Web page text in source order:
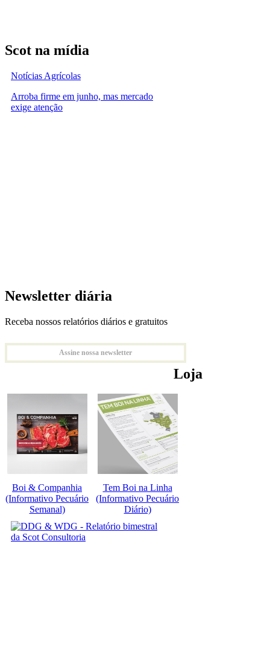
Scot na mídia
Notícias Agrícolas
Arroba firme em junho, mas mercado
exige atenção
Newsletter diária
Receba nossos relatórios diários e gratuitos
Assine nossa newsletter
Loja
Boi & Companhia
(Informativo Pecuário
Semanal)
Tem Boi na Linha
(Informativo Pecuário
Diário)